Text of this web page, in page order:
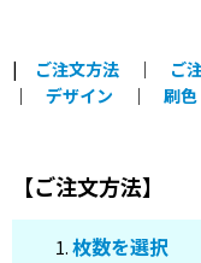
| ご注文方法 ｜ ご
｜ デザイン ｜ 刷色
【ご注文方法】
枚数を選択